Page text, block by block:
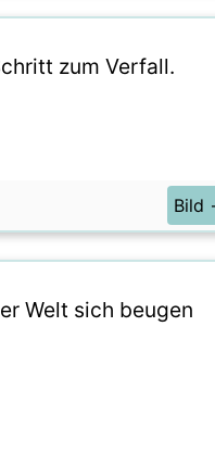
zum Verfall.
Bild
Welt sich beugen